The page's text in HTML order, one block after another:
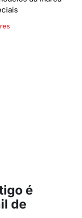
é
de